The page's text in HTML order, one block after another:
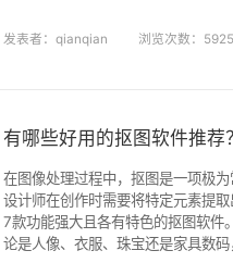
丰富的其他素材处理功能，如图片
发表者：qianqian 浏览次数：
有哪些好用的抠图软件推荐
在图像处理过程中，抠图是一项极
设计师在创作时需要将特定元素提
7款功能强大且各有特色的抠图软件。 1、水印云 水印云堪称一键抠图的便捷之选，它以强大的 AI 技术为支
论是人像、衣服、珠宝还是家具数